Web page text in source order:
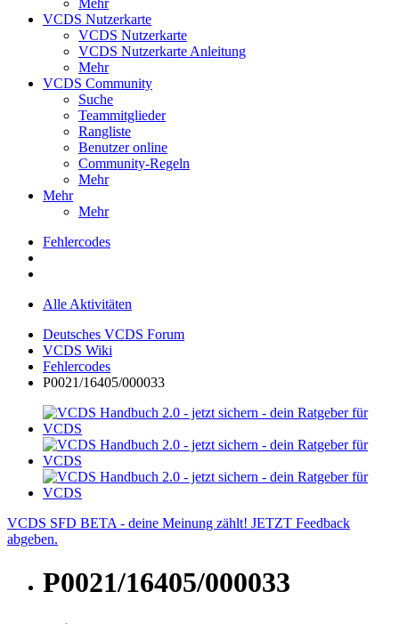
VCDS Nutzerkarte
VCDS Nutzerkarte
VCDS Nutzerkarte Anleitung
Mehr
VCDS Community
Suche
Teammitglieder
Rangliste
Benutzer online
Community-Regeln
Mehr
Mehr
Mehr
Fehlercodes
Alle Aktivitäten
Deutsches VCDS Forum
VCDS Wiki
Fehlercodes
P0021/16405/000033
VCDS SFD BETA - deine Meinung zählt! JETZT Feedback
abgeben.
P0021/16405/000033